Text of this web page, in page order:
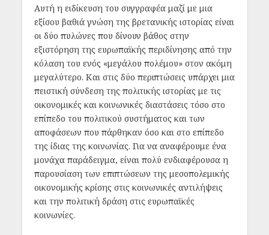
Αυτή η ειδίκευση του συγγραφέα μαζί με μια
εξίσου βαθιά γνώση της βρετανικής ιστορίας είναι
οι δύο πυλώνες που δίνουν βάθος στην
εξιστόρηση της ευρωπαϊκής περιδίνησης από την
κόλαση του ενός «μεγάλου πολέμου» στον ακόμη
μεγαλύτερο. Και στις δύο περιπτώσεις υπάρχει μια
πειστική σύνδεση της πολιτικής ιστορίας με τις
οικονομικές και κοινωνικές διαστάσεις τόσο στο
επίπεδο του πολιτικού συστήματος και των
αποφάσεων που πάρθηκαν όσο και στο επίπεδο
της ίδιας της κοινωνίας. Για να αναφέρουμε ένα
μονάχα παράδειγμα, είναι πολύ ενδιαφέρουσα η
παρουσίαση των επιπτώσεων της μεσοπολεμικής
οικονομικής κρίσης στις κοινωνικές αντιλήψεις
και την πολιτική δράση στις ευρωπαϊκές
κοινωνίες.